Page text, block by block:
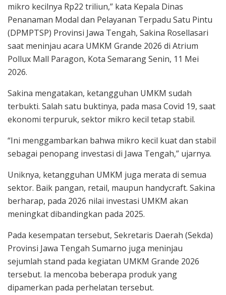
mikro kecilnya Rp22 triliun,” kata Kepala Dinas
Penanaman Modal dan Pelayanan Terpadu Satu Pintu
(DPMPTSP) Provinsi Jawa Tengah, Sakina Rosellasari
saat meninjau acara UMKM Grande 2026 di Atrium
Pollux Mall Paragon, Kota Semarang Senin, 11 Mei
2026.
Sakina mengatakan, ketangguhan UMKM sudah
terbukti. Salah satu buktinya, pada masa Covid 19, saat
ekonomi terpuruk, sektor mikro kecil tetap stabil.
“Ini menggambarkan bahwa mikro kecil kuat dan stabil
sebagai penopang investasi di Jawa Tengah,” ujarnya.
Uniknya, ketangguhan UMKM juga merata di semua
sektor. Baik pangan, retail, maupun handycraft. Sakina
berharap, pada 2026 nilai investasi UMKM akan
meningkat dibandingkan pada 2025.
Pada kesempatan tersebut, Sekretaris Daerah (Sekda)
Provinsi Jawa Tengah Sumarno juga meninjau
sejumlah stand pada kegiatan UMKM Grande 2026
tersebut. Ia mencoba beberapa produk yang
dipamerkan pada perhelatan tersebut.